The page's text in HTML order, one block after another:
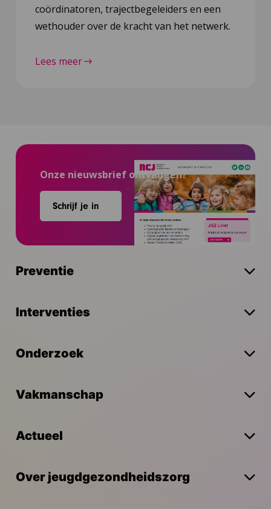
coördinatoren, trajectbegeleiders en een
wethouder over de kracht van het netwerk.
Lees meer
Onze nieuwsbrief ontvangen?
Schrijf je in
Preventie
Interventies
Onderzoek
Vakmanschap
Actueel
Over jeugdgezondheidszorg